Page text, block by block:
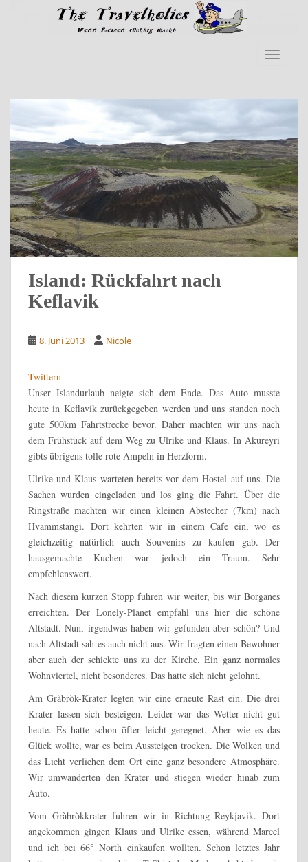
Skip to main content
Island: Rückfahrt nach
Keflavik
8. Juni 2013 Nicole
Twittern
Unser Islandurlaub neigte sich dem Ende. Das Auto musste
heute in Keflavik zurückgegeben werden und uns standen noch
gute 500km Fahrtstrecke bevor. Daher machten wir uns nach
dem Frühstück auf dem Weg zu Ulrike und Klaus. In Akureyri
gibts übrigens tolle rote Ampeln in Herzform.
Ulrike und Klaus warteten bereits vor dem Hostel auf uns. Die
Sachen wurden eingeladen und los ging die Fahrt. Über die
Ringstraße machten wir einen kleinen Abstecher (7km) nach
Hvammstangi. Dort kehrten wir in einem Cafe ein, wo es
gleichzeitig natürlich auch Souvenirs zu kaufen gab. Der
hausgemachte Kuchen war jedoch ein Traum. Sehr
empfehlenswert.
Nach diesem kurzen Stopp fuhren wir weiter, bis wir Borganes
erreichten. Der Lonely-Planet empfahl uns hier die schöne
Altstadt. Nun, irgendwas haben wir gefunden aber schön? Und
nach Altstadt sah es auch nicht aus. Wir fragten einen Bewohner
aber auch der schickte uns zu der Kirche. Ein ganz normales
Wohnviertel, nicht besonderes. Das hatte sich nicht gelohnt.
Am Gràbròk-Krater legten wir eine erneute Rast ein. Die drei
Krater lassen sich besteigen. Leider war das Wetter nicht gut
heute. Es hatte schon öfter leicht geregnet. Aber wie es das
Glück wollte, war es beim Aussteigen trocken. Die Wolken und
das Licht verliehen dem Ort eine ganz besondere Atmosphäre.
Wir umwanderten den Krater und stiegen wieder hinab zum
Auto.
Vom Gràbròkkrater fuhren wir in Richtung Reykjavik. Dort
angekommen gingen Klaus und Ulrike essen, während Marcel
und ich bei 66° North einkaufen wollten. Schon letztes Jahr